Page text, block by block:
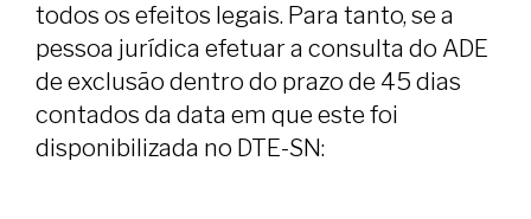
todos os efeitos legais. Para tanto, se a
pessoa jurídica efetuar a consulta do ADE
de exclusão dentro do prazo de 45 dias
contados da data em que este foi
disponibilizada no DTE-SN: